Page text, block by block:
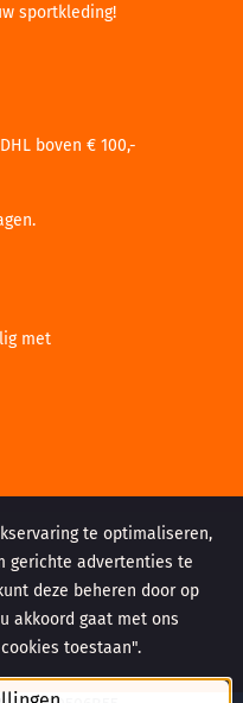
sportkleding!
boven € 100,-
met
te optimaliseren,
gerichte advertenties te
deze beheren door op
akkoord gaat met ons
toestaan".